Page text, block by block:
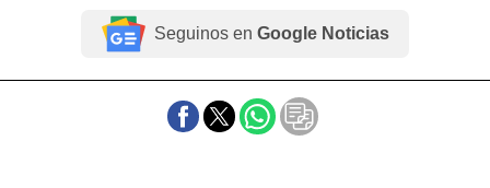
Seguinos en Google Noticias